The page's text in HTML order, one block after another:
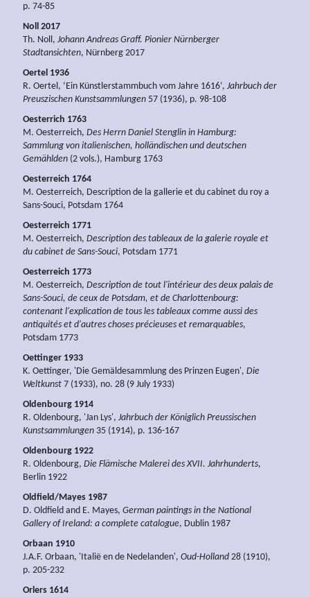
p. 74-85
Noll 2017
Th. Noll, Johann Andreas Graff. Pionier Nürnberger
Stadtansichten, Nürnberg 2017
Oertel 1936
R. Oertel, ‘Ein Künstlerstammbuch vom Jahre 1616‘, Jahrbuch der
Preuszischen Kunstsammlungen 57 (1936), p. 98-108
Oesterrich 1763
M. Oesterreich, Des Herrn Daniel Stenglin in Hamburg:
Sammlung von italienischen, holländischen und deutschen
Gemählden (2 vols.), Hamburg 1763
Oesterreich 1764
M. Oesterreich, Description de la gallerie et du cabinet du roy a
Sans-Souci, Potsdam 1764
Oesterreich 1771
M. Oesterreich, Description des tableaux de la galerie royale et
du cabinet de Sans-Souci, Potsdam 1771
Oesterreich 1773
M. Oesterreich, Description de tout l'intérieur des deux palais de
Sans-Souci, de ceux de Potsdam, et de Charlottenbourg:
contenant l'explication de tous les tableaux comme aussi des
antiquités et d'autres choses précieuses et remarquables,
Potsdam 1773
Oettinger 1933
K. Oettinger, 'Die Gemäldesammlung des Prinzen Eugen', Die
Weltkunst 7 (1933), no. 28 (9 July 1933)
Oldenbourg 1914
R. Oldenbourg, 'Jan Lys', Jahrbuch der Königlich Preussischen
Kunstsammlungen 35 (1914), p. 136-167
Oldenbourg 1922
R. Oldenbourg, Die Flämische Malerei des XVII. Jahrhunderts,
Berlin 1922
Oldfield/Mayes 1987
D. Oldfield and E. Mayes, German paintings in the National
Gallery of Ireland: a complete catalogue, Dublin 1987
Orbaan 1910
J.A.F. Orbaan, 'Italië en de Nedelanden', Oud-Holland 28 (1910),
p. 205-232
Orlers 1614